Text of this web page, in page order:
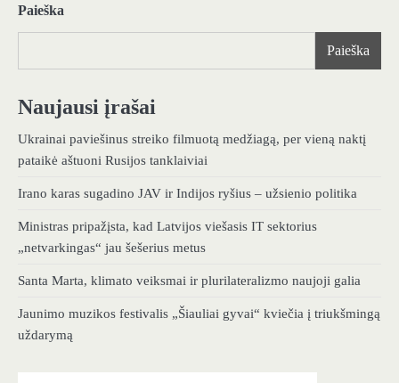
Paieška
Paieška
Naujausi įrašai
Ukrainai paviešinus streiko filmuotą medžiagą, per vieną naktį
pataikė aštuoni Rusijos tanklaiviai
Irano karas sugadino JAV ir Indijos ryšius – užsienio politika
Ministras pripažįsta, kad Latvijos viešasis IT sektorius
„netvarkingas“ jau šešerius metus
Santa Marta, klimato veiksmai ir plurilateralizmo naujoji galia
Jaunimo muzikos festivalis „Šiauliai gyvai“ kviečia į triukšmingą
uždarymą